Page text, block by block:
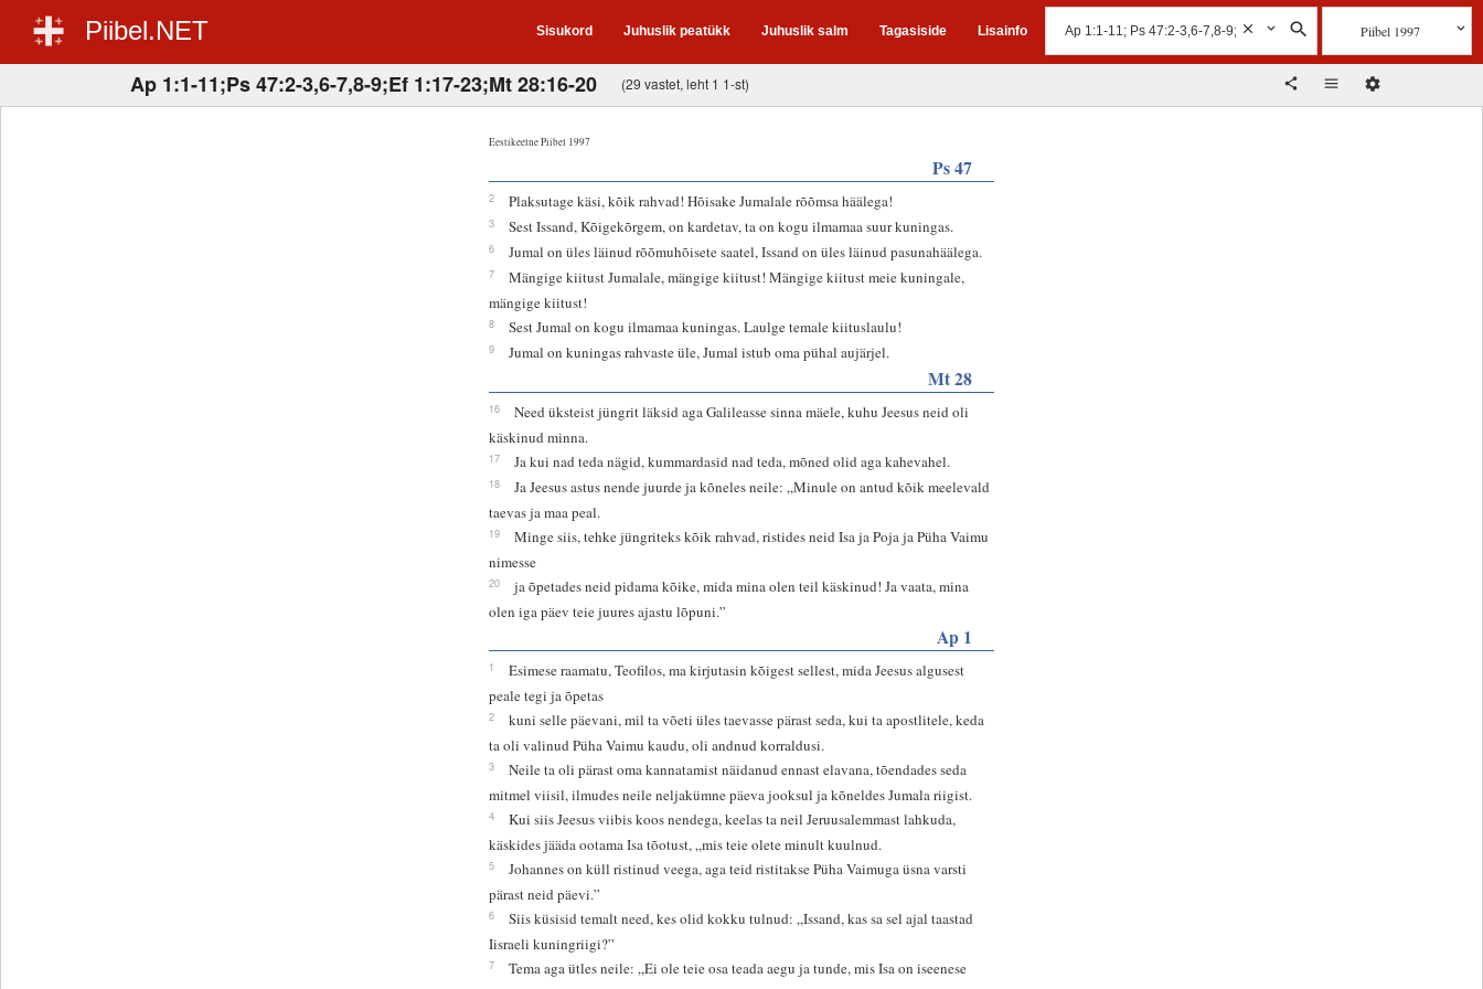
Piibel.NET Sisukord Juhuslik peatükk Juhuslik salm Tagasiside Lisainfo Piibel 1997
Ap 1:1-11;Ps 47:2-3,6-7,8-9;Ef 1:17-23;Mt 28:16-20 (29 vastet, leht 1 1-st)
Eestikeelne Piibel 1997
Ps 47
2 Plaksutage käsi, kõik rahvad! Hõisake Jumalale rõõmsa häälega!
3 Sest Issand, Kõigekõrgem, on kardetav, ta on kogu ilmamaa suur kuningas.
6 Jumal on üles läinud rõõmuhõisete saatel, Issand on üles läinud pasunahäälega.
7
Mängige kiitust Jumalale, mängige kiitust! Mängige kiitust meie kuningale,
mängige kiitust!
8 Sest Jumal on kogu ilmamaa kuningas. Laulge temale kiituslaulu!
9 Jumal on kuningas rahvaste üle, Jumal istub oma pühal aujärjel.
Mt 28
16
Need üksteist jüngrit läksid aga Galileasse sinna mäele, kuhu Jeesus neid oli
käskinud minna.
17 Ja kui nad teda nägid, kummardasid nad teda, mõned olid aga kahevahel.
18
Ja Jeesus astus nende juurde ja kõneles neile: „Minule on antud kõik meelevald
taevas ja maa peal.
19
Minge siis, tehke jüngriteks kõik rahvad, ristides neid Isa ja Poja ja Püha Vaimu
nimesse
20
ja õpetades neid pidama kõike, mida mina olen teil käskinud! Ja vaata, mina
olen iga päev teie juures ajastu lõpuni.”
Ap 1
1
Esimese raamatu, Teofilos, ma kirjutasin kõigest sellest, mida Jeesus algusest
peale tegi ja õpetas
2
kuni selle päevani, mil ta võeti üles taevasse pärast seda, kui ta apostlitele, keda
ta oli valinud Püha Vaimu kaudu, oli andnud korraldusi.
3
Neile ta oli pärast oma kannatamist näidanud ennast elavana, tõendades seda
mitmel viisil, ilmudes neile neljakümne päeva jooksul ja kõneldes Jumala riigist.
4
Kui siis Jeesus viibis koos nendega, keelas ta neil Jeruusalemmast lahkuda,
käskides jääda ootama Isa tõotust, „mis teie olete minult kuulnud.
5
Johannes on küll ristinud veega, aga teid ristitakse Püha Vaimuga üsna varsti
pärast neid päevi.”
6
Siis küsisid temalt need, kes olid kokku tulnud: „Issand, kas sa sel ajal taastad
Iisraeli kuningriigi?”
7
Tema aga ütles neile: „Ei ole teie osa teada aegu ja tunde, mis Isa on iseenese